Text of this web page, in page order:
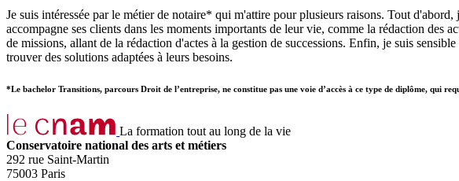
Je suis intéressée par le métier de notaire* qui m'attire pour plusieurs raisons. Tout
accompagne ses clients dans les moments importants de leur vie, comme la rédaction
de missions, allant de la rédaction d'actes à la gestion de successions. Enfin, je suis
trouver des solutions adaptées à leurs besoins.
*Le bachelor Transitions, parcours Droit de l’entreprise, ne constitue pas une voie d’accès à ce type de diplôme, qui
La formation tout au long de la vie
Conservatoire national des arts et métiers
292 rue Saint-Martin
75003 Paris